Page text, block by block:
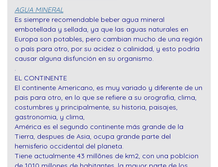
AGUA MINERAL
Es siempre recomendable beber agua mineral
embotellada y sellada, ya que las aguas naturales en
Europa son potables, pero cambian mucho de una región
o país para otro, por su acidez o calinidad, y esto podría
causar alguna disfunción en su organismo.
.
EL CONTINENTE
El continente Americano, es muy variado y diferente de un
pais para otro, en lo que se refiere a su orografia, clima,
costumbres y principalmente, su historia, paisajes,
gastronomia, y clima,
América es el segundo continente más grande de la
Tierra, despues de Asia, ocupa grande parte del
hemisferio occidental del planeta.
Tiene actualmente 43 millõnes de km2, con una poblcion